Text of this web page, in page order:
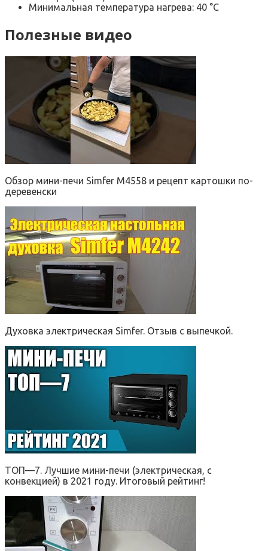
Минимальная температура нагрева: 40 °C
Полезные видео
Обзор мини-печи Simfer M4558 и рецепт картошки по-
деревенски
Духовка электрическая Simfer. Отзыв с выпечкой.
ТОП—7. Лучшие мини-печи (электрическая, с
конвекцией) в 2021 году. Итоговый рейтинг!